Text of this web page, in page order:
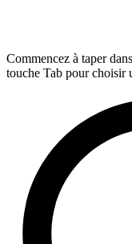
Commencez à taper
touche Tab pour choisir